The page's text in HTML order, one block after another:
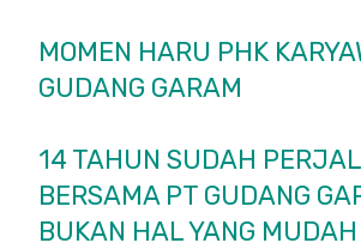
MOMEN HARU PHK
GUDANG GARAM
14 TAHUN SUDAH
BERSAMA PT GUDANG
BUKAN HAL YANG